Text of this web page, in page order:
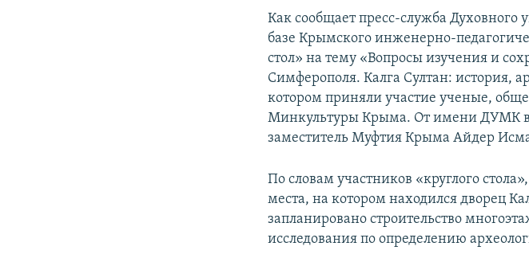
Как сообщает пресс-служба
базе Крымского инженерно-
стол» на тему «Вопросы изучения и
Симферополя. Калга Султан: история,
котором приняли участие ученые,
Минкультуры Крыма. От имени ДУМК в
заместитель Муфтия Крыма Айдер
По словам участников «круглого
места, на котором находился дворец
запланировано строительство
исследования по определению